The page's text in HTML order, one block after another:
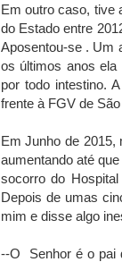
Em outro caso, tive
do Estado entre
Aposentou-se . Um
os últimos anos ela
por todo intestino.
frente à FGV de
Em Junho de 2015,
aumentando até
socorro do
Depois de umas
mim e disse algo
--O Senhor é o pai